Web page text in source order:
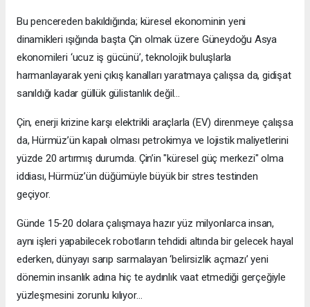
Bu pencereden bakıldığında; küresel ekonominin yeni
dinamikleri ışığında başta Çin olmak üzere Güneydoğu Asya
ekonomileri ‘ucuz iş gücünü’, teknolojik buluşlarla
harmanlayarak yeni çıkış kanalları yaratmaya çalışsa da, gidişat
sanıldığı kadar güllük gülistanlık değil…
Çin, enerji krizine karşı elektrikli araçlarla (EV) direnmeye çalışsa
da, Hürmüz’ün kapalı olması petrokimya ve lojistik maliyetlerini
yüzde 20 artırmış durumda. Çin’in "küresel güç merkezi" olma
iddiası, Hürmüz’ün düğümüyle büyük bir stres testinden
geçiyor.
Günde 15-20 dolara çalışmaya hazır yüz milyonlarca insan,
aynı işleri yapabilecek robotların tehdidi altında bir gelecek hayal
ederken, dünyayı sarıp sarmalayan ‘belirsizlik açmazı’ yeni
dönemin insanlık adına hiç te aydınlık vaat etmediği gerçeğiyle
yüzleşmesini zorunlu kılıyor…